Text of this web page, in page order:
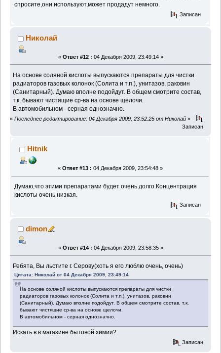
спросите,они используют,может продадут немного.
Записан
Николай
« Ответ #12 : 04 Декабря 2009, 23:49:14 »
На основе соляной кислоты выпускаются препараты для чистки
радиаторов газовых колонок (Солита и т.п.), унитазов, раковин
(Санитарный). Думаю вполне подойдут. В общем смотрите состав,
т.к. бывают чистящие ср-ва на основе щелочи.
В автомобильном - серная однозначно.
« Последнее редактирование: 04 Декабря 2009, 23:52:25 от Николай »
Записан
Hitnik
« Ответ #13 : 04 Декабря 2009, 23:54:48 »
Думаю,что этими препаратами будет очень долго.Концентрация
кислоты очень низкая.
Записан
dimon
« Ответ #14 : 04 Декабря 2009, 23:58:35 »
Ребята, Вы льстите г. Серову(хоть я его люблю очень, очень)
Цитата: Николай от 04 Декабря 2009, 23:49:14
На основе соляной кислоты выпускаются препараты для чистки
радиаторов газовых колонок (Солита и т.п.), унитазов, раковин
(Санитарный). Думаю вполне подойдут. В общем смотрите состав, т.к.
бывают чистящие ср-ва на основе щелочи.
В автомобильном - серная однозначно.
Искать в в магазине бытовой химии?
Записан